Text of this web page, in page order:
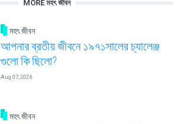
MORE মহৎ জীবন
মহৎ জীবন
আপনার ব্রতীয় জীবনে ১৯৭১সালের চ্যালেঞ্জ
গুলো কি ছিলো?
Aug 07, 2026
মহৎ জীবন